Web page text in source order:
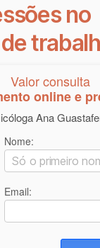
no
Valor consulta
online e
Ana
Nome:
Email: